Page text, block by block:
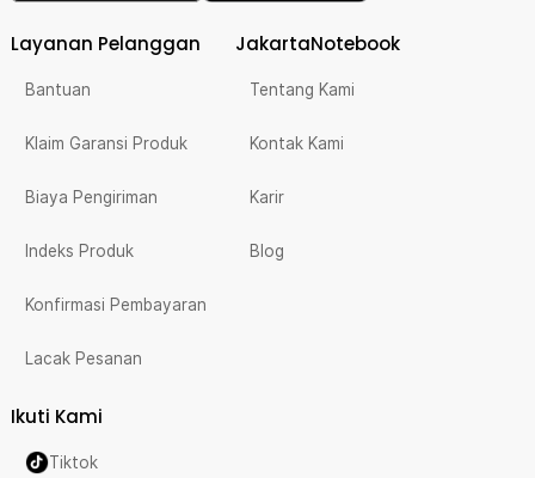
Layanan Pelanggan
Bantuan
Klaim Garansi Produk
Biaya Pengiriman
Indeks Produk
Konfirmasi Pembayaran
Lacak Pesanan
JakartaNotebook
Tentang Kami
Kontak Kami
Karir
Blog
Ikuti Kami
Tiktok